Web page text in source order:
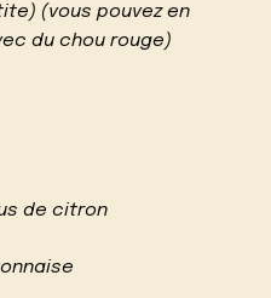
(vous pouvez en
du chou rouge)
de citron